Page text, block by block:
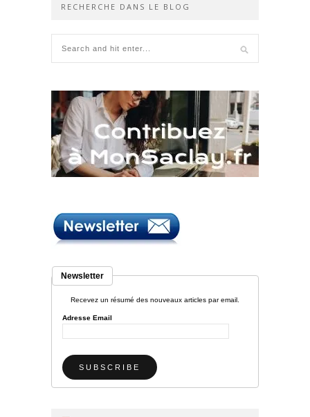
RECHERCHE DANS LE BLOG
Newsletter
Recevez un résumé des nouveaux articles par email.
Adresse Email